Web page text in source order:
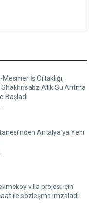
İş Ortaklığı,
Atık Su Arıtma
Başladı
Antalya’ya Yeni
villa projesi için
ile sözleşme imzaladı